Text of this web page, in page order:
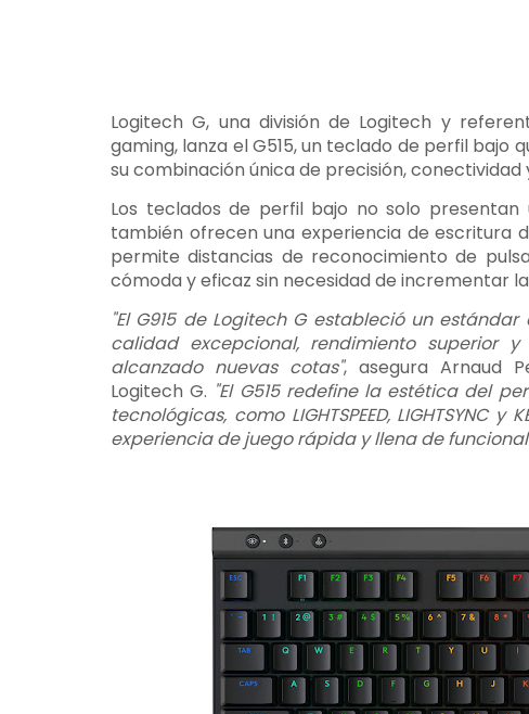
Logitech G, una división de Logitech y
gaming, lanza el G515, un teclado de perfil bajo
su combinación única de precisión, conectividad
Los teclados de perfil bajo no solo
también ofrecen una experiencia de escritura
permite distancias de reconocimiento de
cómoda y eficaz sin necesidad de incrementar
"El G915 de Logitech G estableció un
calidad excepcional, rendimiento superior
alcanzado nuevas cotas", asegura Arnaud
Logitech G. "El G515 redefine la estética del
tecnológicas, como LIGHTSPEED, LIGHTSYNC
experiencia de juego rápida y llena de